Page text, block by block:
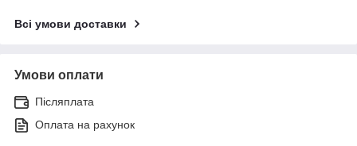
Всі умови доставки
Умови оплати
Післяплата
Оплата на рахунок